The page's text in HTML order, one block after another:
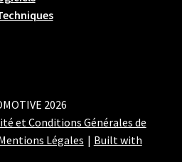
2026
et Conditions Générales de
Légales
Built with